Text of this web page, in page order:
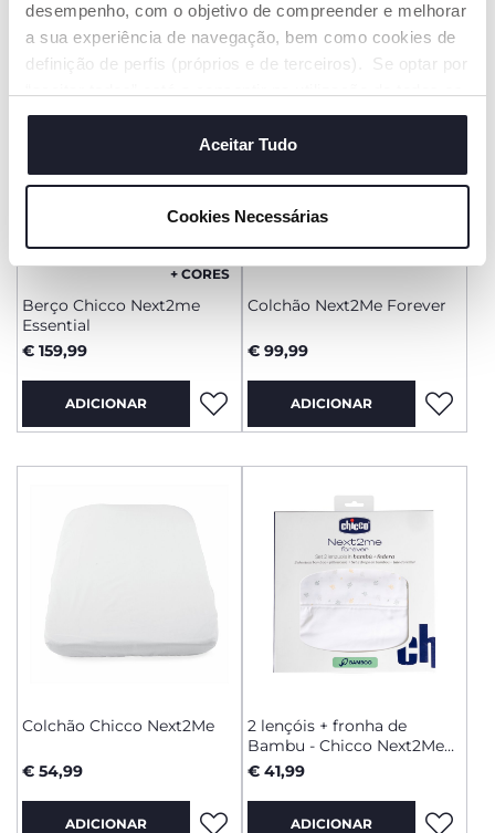
desempenho, com o objetivo de compreender e melhorar
a sua experiência de navegação, bem como cookies de
definição de perfis (próprios e de terceiros). Se optar por
cookies. Se quiser saber mais, alterar ou revogar o
consentimento de todos ou de alguns cookies, clique em
"mostrar detalhes". Ao fechar este aviso, está a
são necessários e essenciais para garantir o
funcionamento desta página.
Aceitar Tudo
Cookies Necessárias
+ CORES
Berço Chicco Next2me
Essential
€ 159,99
ADICIONAR
Colchão Next2Me Forever
€ 99,99
ADICIONAR
Colchão Chicco Next2Me
€ 54,99
ADICIONAR
2 lençóis + fronha de
Bambu - Chicco Next2Me
Forever
€ 41,99
ADICIONAR